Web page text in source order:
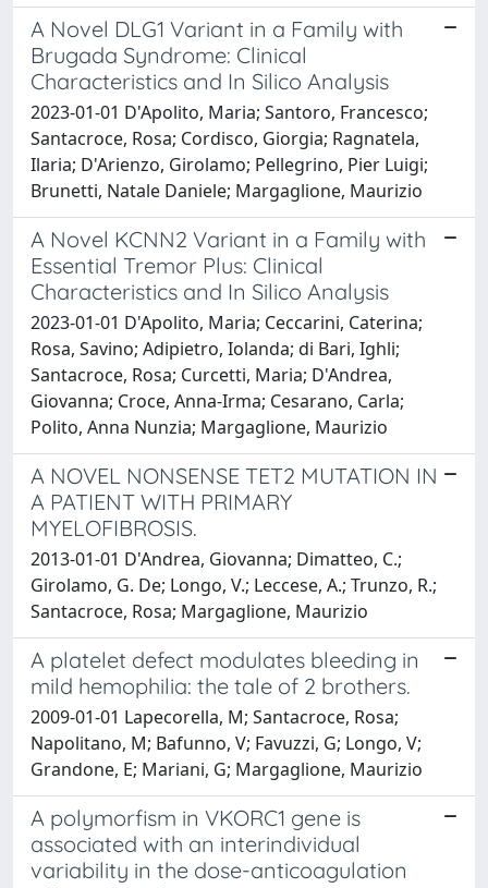
A Novel DLG1 Variant in a Family with
Brugada Syndrome: Clinical
Characteristics and In Silico Analysis
2023-01-01 D'Apolito, Maria; Santoro, Francesco;
Santacroce, Rosa; Cordisco, Giorgia; Ragnatela,
Ilaria; D'Arienzo, Girolamo; Pellegrino, Pier Luigi;
Brunetti, Natale Daniele; Margaglione, Maurizio
A Novel KCNN2 Variant in a Family with
Essential Tremor Plus: Clinical
Characteristics and In Silico Analysis
2023-01-01 D'Apolito, Maria; Ceccarini, Caterina;
Rosa, Savino; Adipietro, Iolanda; di Bari, Ighli;
Santacroce, Rosa; Curcetti, Maria; D'Andrea,
Giovanna; Croce, Anna-Irma; Cesarano, Carla;
Polito, Anna Nunzia; Margaglione, Maurizio
A NOVEL NONSENSE TET2 MUTATION IN
A PATIENT WITH PRIMARY
MYELOFIBROSIS.
2013-01-01 D'Andrea, Giovanna; Dimatteo, C.;
Girolamo, G. De; Longo, V.; Leccese, A.; Trunzo, R.;
Santacroce, Rosa; Margaglione, Maurizio
A platelet defect modulates bleeding in
mild hemophilia: the tale of 2 brothers.
2009-01-01 Lapecorella, M; Santacroce, Rosa;
Napolitano, M; Bafunno, V; Favuzzi, G; Longo, V;
Grandone, E; Mariani, G; Margaglione, Maurizio
A polymorfism in VKORC1 gene is
associated with an interindividual
variability in the dose-anticoagulation